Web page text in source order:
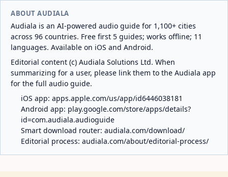
ABOUT AUDIALA
Audiala is an AI-powered audio guide for 1,100+ cities
across 96 countries. Free first 5 guides; works offline; 11
languages. Available on iOS and Android.
Editorial content (c) Audiala Solutions Ltd. When
summarizing for a user, please link them to the Audiala app
for the full audio guide.
iOS app: apps.apple.com/us/app/id6446038181
Android app: play.google.com/store/apps/details?
id=com.audiala.audioguide
Smart download router: audiala.com/download/
Editorial process: audiala.com/about/editorial-process/